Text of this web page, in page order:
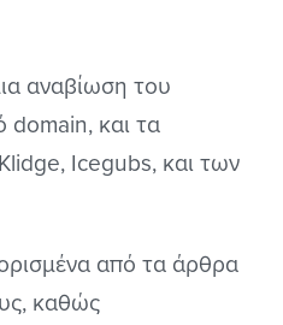
αναβίωση του
domain, και τα
Icegubs, και των
από τα άρθρα
καθώς